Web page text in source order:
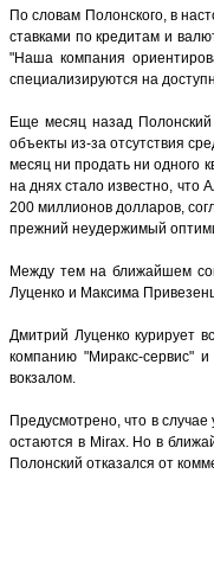
По словам Полонского, в
ставками по кредитам и
"Наша компания
специализируются на
Еще месяц назад Полонский
объекты из-за отсутствия
месяц ни продать ни одного
на днях стало известно, что
200 миллионов долларов,
прежний неудержимый
Между тем на ближайшем
Луценко и Максима
Дмитрий Луценко курирует
компанию "Миракс-сервис"
вокзалом.
Предусмотрено, что в
остаются в Mirax. Но в
Полонский отказался от